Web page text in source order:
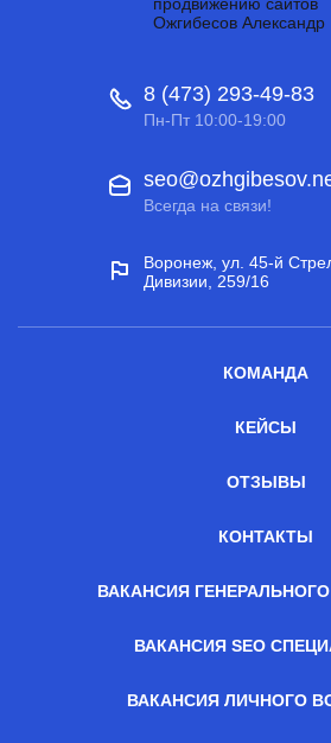
КОМАНДА
КЕЙСЫ
ОТЗЫВЫ
КОНТАКТЫ
ВАКАНСИЯ
ВАКАНСИЯ SEO
ВАКАНСИЯ ЛИЧНОГО
8 (473) 293-49-83
Пн-Пт 10:00-19:00
Всегда на связи!
Воронеж, ул. 45-й
Дивизии, 259/16